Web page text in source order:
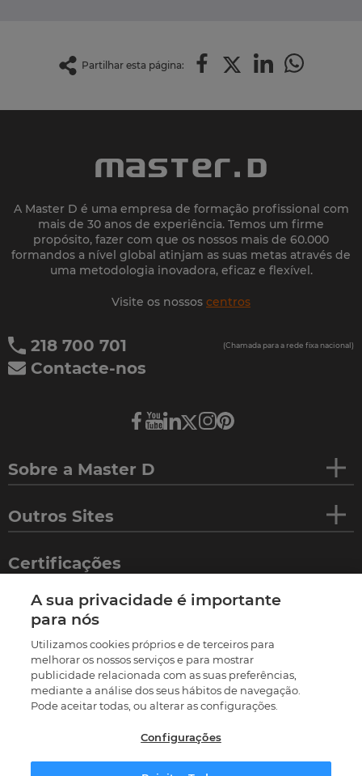
Partilhar esta página:
A Master D é uma empresa de formação profissional com
mais de 30 anos de experiência. Temos um firme
propósito, fazer com que os nossos mais de 60.000
formandos a nível global atinjam as suas metas através de
uma metodologia inovadora, eficaz e flexível.
Visite os nossos centros
218 700 701 (Chamada para a rede fixa nacional)
Contacte-nos
Sobre a Master D
Outros Sites
Certificações
©2026 Termos e condições
Política de privacidade
Política de cookies
Livro de reclamações
A sua privacidade é importante
para nós
Utilizamos cookies próprios e de terceiros para
melhorar os nossos serviços e para mostrar
publicidade relacionada com as suas preferências,
mediante a análise dos seus hábitos de navegação.
Pode aceitar todas, ou alterar as configurações.
Configurações